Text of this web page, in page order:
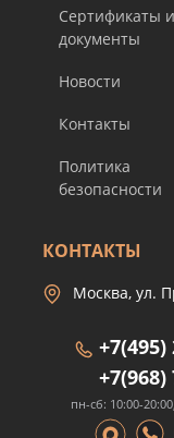
Сертификаты и
документы
Новости
Контакты
Политика
безопасности
КОНТАКТЫ
Москва, ул.
+7(495)
+7(968)
пн-сб: 10:00-